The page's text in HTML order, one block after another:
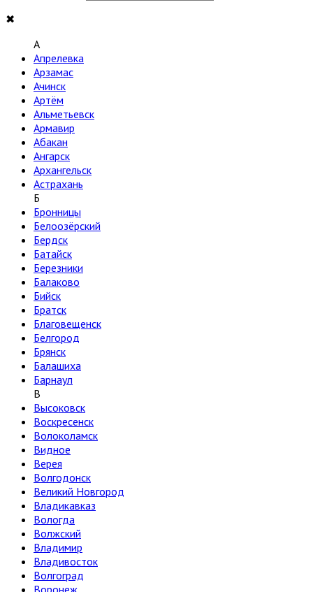
✖
A
Апрелевка
Арзамас
Ачинск
Артём
Альметьевск
Армавир
Абакан
Ангарск
Архангельск
Астрахань
Б
Бронницы
Белоозёрский
Бердск
Батайск
Березники
Балаково
Бийск
Братск
Благовещенск
Белгород
Брянск
Балашиха
Барнаул
В
Высоковск
Воскресенск
Волоколамск
Видное
Верея
Волгодонск
Великий Новгород
Владикавказ
Вологда
Волжский
Владимир
Владивосток
Волгоград
Воронеж